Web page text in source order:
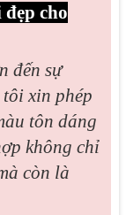
cho
đến sự
xin phép
tôn dáng
không chỉ
còn là